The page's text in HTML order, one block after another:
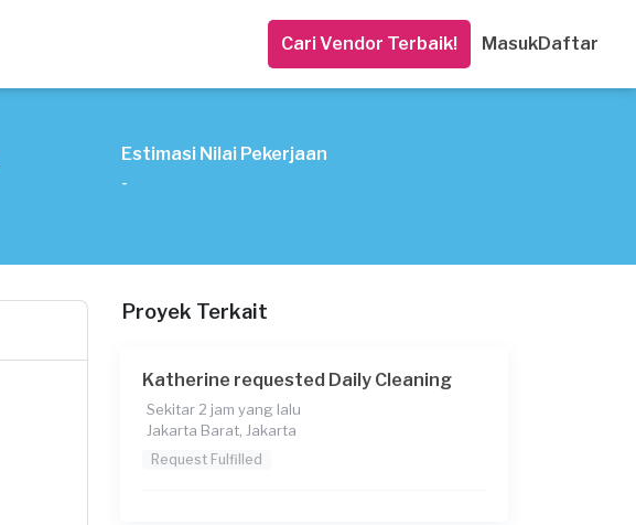
Cari Vendor Terbaik! MasukDaftar
Estimasi Nilai Pekerjaan
-
Proyek Terkait
Katherine requested Daily Cleaning
Sekitar 2 jam yang lalu
Jakarta Barat, Jakarta
Request Fulfilled